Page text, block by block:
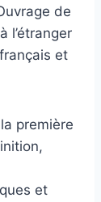
de
l’étranger
et
première
et